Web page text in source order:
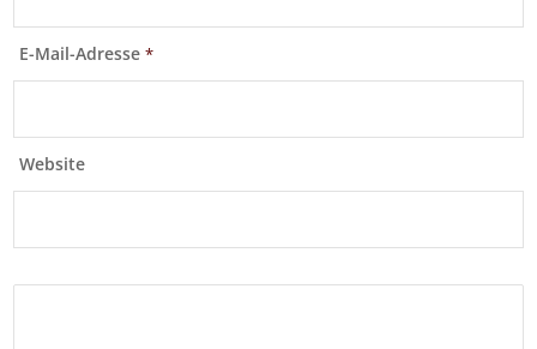
E-Mail-Adresse*
Website